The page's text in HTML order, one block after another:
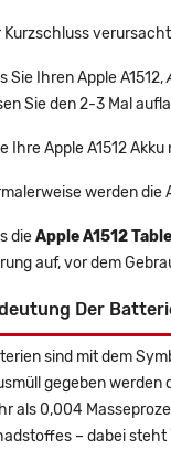
Kurzschluss
Sie Ihren Apple A1512,
Sie den 2-3 Mal
Ihre Apple A1512
werden die
dieApple A1512
auf, vor dem
Der
sind mit dem
gegeben werden
als 0,004
– dabei steht